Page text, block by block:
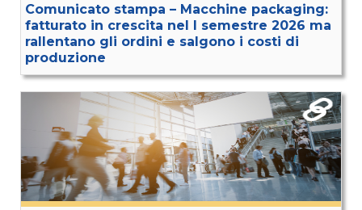
Comunicato stampa – Macchine packaging:
fatturato in crescita nel I semestre 2026 ma
rallentano gli ordini e salgono i costi di
produzione